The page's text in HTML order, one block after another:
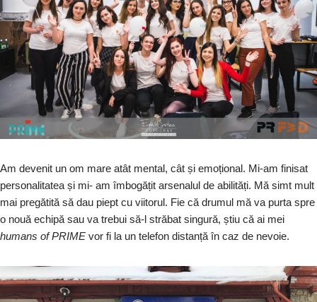
Am devenit un om mare atât mental, cât și emoțional. Mi-am finisat
personalitatea și mi- am îmbogățit arsenalul de abilități. Mă simt mult
mai pregătită să dau piept cu viitorul. Fie că drumul mă va purta spre
o nouă echipă sau va trebui să-l străbat singură, știu că ai mei
humans of PRIME vor fi la un telefon distanță în caz de nevoie.